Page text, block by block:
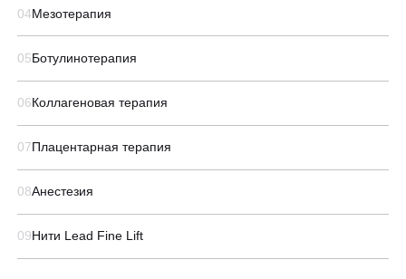
УЗИ
Лазерная эпиляция
Специалисты
Оборудование
Программа лояльности
СМИ о нас
Образование
Сертификаты
QC Магазин
8 800 775 40 40
04Мезотерапия
05Ботулинотерапия
06Коллагеновая терапия
07Плацентарная терапия
08Анестезия
09Нити Lead Fine Lift